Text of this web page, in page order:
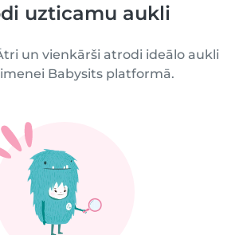
uzticamu aukli
un vienkārši atrodi ideālo aukli
Babysits platformā.